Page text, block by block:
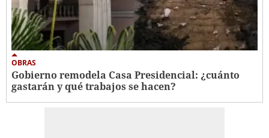
OBRAS
Gobierno remodela Casa Presidencial: ¿cuánto
gastarán y qué trabajos se hacen?